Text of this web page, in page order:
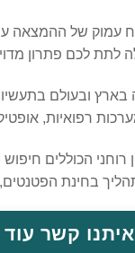
עמוק של
לתת לכם פתרון
רפואיות,
רוחני הכוללים
בחינת הפטנטים,
קשר עוד